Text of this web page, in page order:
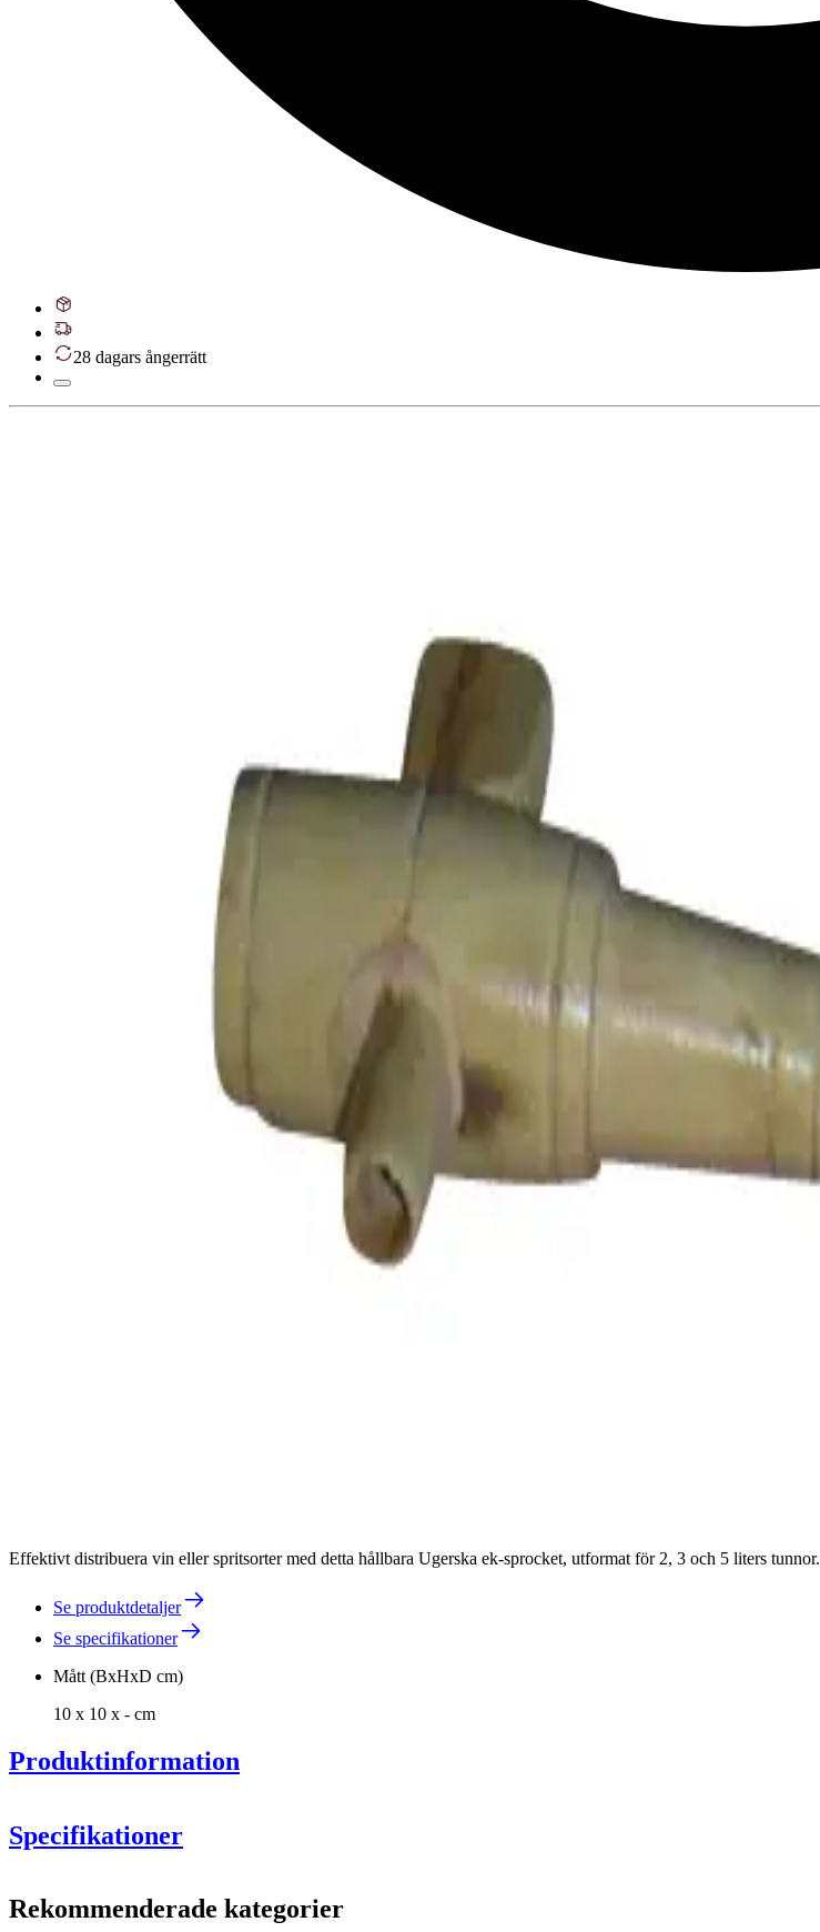
28 dagars ångerrätt
Effektivt distribuera vin eller spritsorter med detta hållbara Ugerska ek-sprocket, utformat för 2, 3 och 5 liters tunnor.
Se produktdetaljer
Se specifikationer
Mått (BxHxD cm)
10 x 10 x - cm
Produktinformation
Specifikationer
ProduktnummerWOB-T235
Rekommenderade kategorier